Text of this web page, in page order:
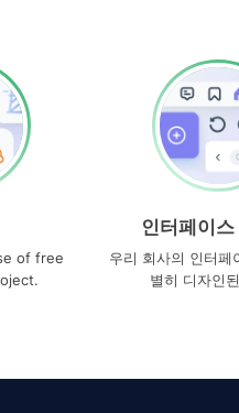
of free
인터페이
우리 회사의 인터페
별히 디자인